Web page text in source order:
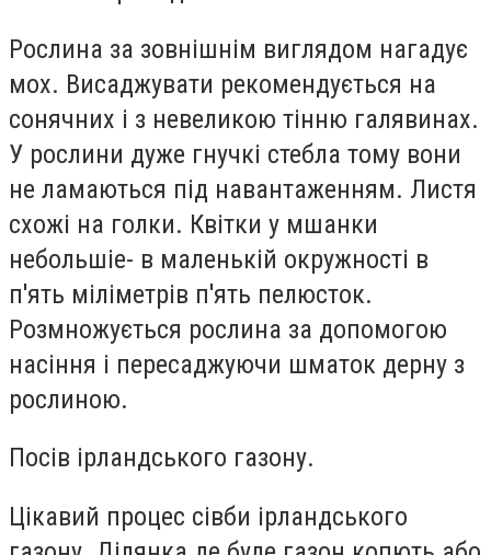
Рослина за зовнішнім виглядом нагадує
мох. Висаджувати рекомендується на
сонячних і з невеликою тінню галявинах.
У рослини дуже гнучкі стебла тому вони
не ламаються під навантаженням. Листя
схожі на голки. Квітки у мшанки
небольшіе- в маленькій окружності в
п'ять міліметрів п'ять пелюсток.
Розмножується рослина за допомогою
насіння і пересаджуючи шматок дерну з
рослиною.
Посів ірландського газону.
Цікавий процес сівби ірландського